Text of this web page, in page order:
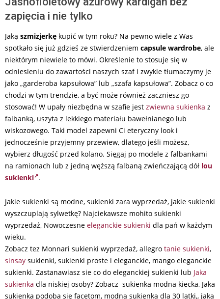
zapięcia i nie tylko
Jaką szmizjerkę kupić w tym roku? Na pewno wiele z Was
spotkało się już gdzieś ze stwierdzeniem capsule wardrobe, ale
niektórym niewiele to mówi. Określenie to stosuje się w
odniesieniu do zawartości naszych szaf i zwykle tłumaczymy je
jako „garderoba kapsułowa” lub „szafa kapsułowa”. Zobacz o co
chodzi w tym trendzie, a być może również zaczniesz go
stosować! W upały niezbędna w szafie jest zwiewna sukienka z
falbanką, uszyta z lekkiego materiału bawełnianego lub
wiskozowego. Taki model zapewni Ci eteryczny look i
jednocześnie przyjemny przewiew, dlatego jeśli możesz,
wybierz długość przed kolano. Sięgaj po modele z falbankami
na ramionach lub z jedną węższą falbaną zwieńczającą dół lou
sukienki .
Jakie sukienki są modne, sukienki zara wyprzedaż, jakie sukienki
wyszczuplają sylwetkę? Najciekawsze mohito sukienki
wyprzedaż, Nowoczesne eleganckie sukienki dla pań w każdym
wieku.
Zobacz tez Monnari sukienki wyprzedaż, allegro tanie sukienki,
sinsay sukienki, sukienki proste i eleganckie, mango eleganckie
sukienki. Zastanawiasz sie co do eleganckiej sukienki lub Jaka
sukienka dla niskiej osoby? Zobacz sukienka modna kiecka, Jaka
sukienka podoba się facetom, modna sukienka dla 30 latki,, jaka